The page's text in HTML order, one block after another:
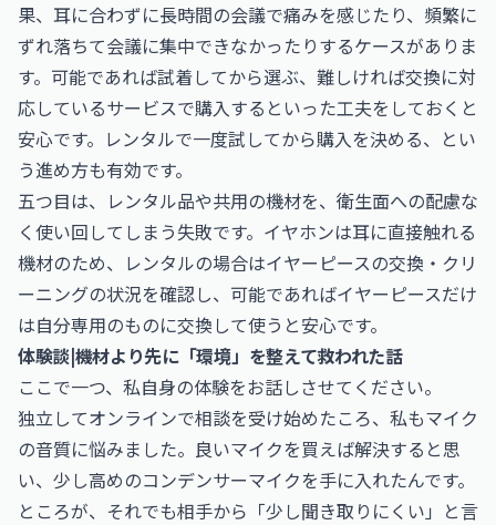
果、耳に合わずに長時間の会議で痛みを感じたり、頻繁に
ずれ落ちて会議に集中できなかったりするケースがありま
す。可能であれば試着してから選ぶ、難しければ交換に対
応しているサービスで購入するといった工夫をしておくと
安心です。レンタルで一度試してから購入を決める、とい
う進め方も有効です。
五つ目は、レンタル品や共用の機材を、衛生面への配慮な
く使い回してしまう失敗です。イヤホンは耳に直接触れる
機材のため、レンタルの場合はイヤーピースの交換・クリ
ーニングの状況を確認し、可能であればイヤーピースだけ
は自分専用のものに交換して使うと安心です。
体験談|機材より先に「環境」を整えて救われた話
ここで一つ、私自身の体験をお話しさせてください。
独立してオンラインで相談を受け始めたころ、私もマイク
の音質に悩みました。良いマイクを買えば解決すると思
い、少し高めのコンデンサーマイクを手に入れたんです。
ところが、それでも相手から「少し聞き取りにくい」と言